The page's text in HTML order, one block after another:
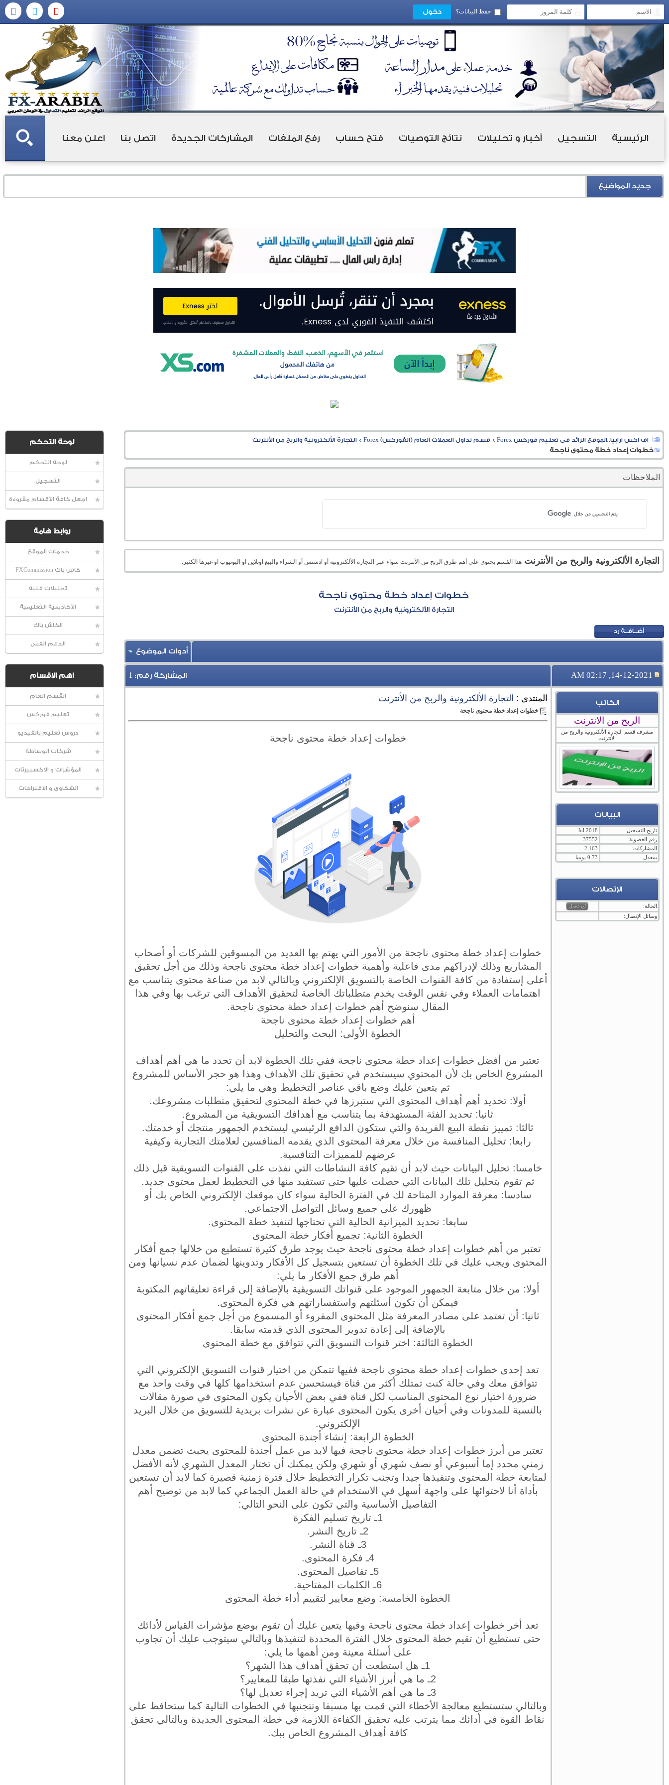
حفظ البيانات؟
الرئيسية التسجيل أخبار و تحليلات نتائج التوصيات فتح حساب رفع الملفات المشاركات الجديدة اتصل بنا اعلن معنا
جديد المواضيع
لوحة التحكم
لوحة التحكم
التسجيل
اجعل كافة الأقسام مقروءة
روابط هامة
خدمات الموقع
كاش باك FXCommission
تحليلات فنية
الأكاديمية التعليمية
الكاش باك
الدعم الفنى
اهم الاقسام
القسم العام
تعليم فوركس
دروس تعليم بالفيديو
شركات الوساطة
المؤشرات و الاكسبيرتات
الشكاوى و الاقتراحات
اف اكس ارابيا..الموقع الرائد فى تعليم فوركس Forex > قسم تداول العملات العام (الفوركس) Forex >التجارة الألكترونية والربح من الأنترنت
خطوات إعداد خطة محتوى ناجحة
الملاحظات
التجارة الألكترونية والربح من الأنترنت هذا القسم يحتوي علي أهم طرق الربح من الأنترنت سواء عبر التجارة الألكترونية أو ادسنس أو الشراء والبيع اونلاين او اليوتيوب او غيرها الكثير..
خطوات إعداد خطة محتوى ناجحة
التجارة الألكترونية والربح من الأنترنت
أدوات الموضوع
14-12-2021, 02:17 AM المشاركة رقم: 1
الكاتب
الربح من الانترنت
مشرف قسم التجارة الألكترونية والربح من
الأنترنت
البيانات
تاريخ التسجيل:
Jul 2018
رقم العضوية:
37552
المشاركات:
2,163
بمعدل :
0.73 يوميا
الإتصالات
الحالة:
وسائل الإتصال:
المنتدى : التجارة الألكترونية والربح من الأنترنت
خطوات إعداد خطة محتوى ناجحة
خطوات إعداد خطة محتوى ناجحة
خطوات إعداد خطة محتوى ناجحة من الأمور التي يهتم بها العديد من المسوقين للشركات أو أصحاب
المشاريع وذلك لإدراكهم مدى فاعلية وأهمية خطوات إعداد خطة محتوى ناجحة وذلك من أجل تحقيق
أعلى إستفادة من كافة القنوات الخاصة بالتسويق الإلكتروني وبالتالي لابد من صناعة محتوى يتناسب مع
اهتمامات العملاء وفي نفس الوقت يخدم متطلباتك الخاصة لتحقيق الأهداف التي ترغب بها وفي هذا
المقال سنوضح أهم خطوات إعداد خطة محتوى ناجحة.
أهم خطوات إعداد خطة محتوى ناجحة
الخطوة الأولى: البحث والتحليل
تعتبر من أفضل خطوات إعداد خطة محتوى ناجحة ففي تلك الخطوة لابد أن تحدد ما هي أهم أهداف
المشروع الخاص بك لأن المحتوي سيستخدم في تحقيق تلك الأهداف وهذا هو حجر الأساس للمشروع
ثم يتعين عليك وضع باقي عناصر التخطيط وهي ما يلي:
أولا: تحديد أهم أهداف المحتوى التي ستبرزها في خطة المحتوى لتحقيق متطلبات مشروعك.
ثانيا: تحديد الفئة المستهدفة بما يتناسب مع أهدافك التسويقية من المشروع.
ثالثا: تمييز نقطة البيع الفريدة والتي ستكون الدافع الرئيسي ليستخدم الجمهور منتجك أو خدمتك.
رابعا: تحليل المنافسة من خلال معرفة المحتوى الذي يقدمه المنافسين لعلامتك التجارية وكيفية
عرضهم للمميزات التنافسية.
خامسا: تحليل البيانات حيث لابد أن تقيم كافة النشاطات التي نفذت على القنوات التسويقية قبل ذلك
ثم تقوم بتحليل تلك البيانات التي حصلت عليها حتى تستفيد منها في التخطيط لعمل محتوى جديد.
سادسا: معرفة الموارد المتاحة لك في الفترة الحالية سواء كان موقعك الإلكتروني الخاص بك أو
ظهورك على جميع وسائل التواصل الاجتماعي.
سابعا: تحديد الميزانية الحالية التي تحتاجها لتنفيذ خطة المحتوى.
الخطوة الثانية: تجميع أفكار خطة المحتوى
تعتبر من أهم خطوات إعداد خطة محتوى ناجحة حيث يوجد طرق كثيرة تستطيع من خلالها جمع أفكار
المحتوى ويجب عليك في تلك الخطوة أن تستعين بتسجيل كل الأفكار وتدوينها لضمان عدم نسيانها ومن
أهم طرق جمع الأفكار ما يلي:
أولا: من خلال متابعة الجمهور الموجود على قنواتك التسويقية بالإضافة إلى قراءة تعليقاتهم المكتوبة
فيمكن أن تكون أسئلتهم واستفساراتهم هي فكرة المحتوى.
ثانيا: أن تعتمد على مصادر المعرفة مثل المحتوى المقروء أو المسموع من أجل جمع أفكار المحتوى
بالإضافة إلى إعادة تدوير المحتوى الذي قدمته سابقا.
الخطوة الثالثة: اختر قنوات التسويق التي تتوافق مع خطة المحتوى
تعد إحدى خطوات إعداد خطة محتوى ناجحة ففيها تتمكن من اختيار قنوات التسويق الإلكتروني التي
تتوافق معك وفي حالة كنت تمتلك أكثر من قناة فيستحسن عدم استخدامها كلها في وقت واحد مع
ضرورة اختيار نوع المحتوى المناسب لكل قناة ففي بعض الأحيان يكون المحتوى في صورة مقالات
بالنسبة للمدونات وفي أحيان أخرى يكون المحتوى عبارة عن نشرات بريدية للتسويق من خلال البريد
الإلكتروني.
الخطوة الرابعة: إنشاء أجندة المحتوى
تعتبر من أبرز خطوات إعداد خطة محتوى ناجحة فيها لابد من عمل أجندة للمحتوى يحبث تضمن معدل
زمني محدد إما أسبوعي أو نصف شهري أو شهري ولكن يمكنك أن تختار المعدل الشهري لأنه الأفضل
لمتابعة خطة المحتوى وتنفيذها جيدا وتجنب تكرار التخطيط خلال فترة زمنية قصيرة كما لابد أن تستعين
بأداة أنا لاحتوائها على واجهة أسهل في الاستخدام في حالة العمل الجماعي كما لابد من توضيح أهم
التفاصيل الأساسية والتي تكون على النحو التالي:
1ـ تاريخ تسليم الفكرة
2ـ تاريخ النشر.
3ـ قناة النشر.
4ـ فكرة المحتوى.
5ـ تفاصيل المحتوى.
6ـ الكلمات المفتاحية.
الخطوة الخامسة: وضع معايير لتقييم أداء خطة المحتوى
تعد أخر خطوات إعداد خطة محتوى ناجحة وفيها يتعين عليك أن تقوم بوضع مؤشرات القياس لأدائك
حتى تستطيع أن تقيم خطة المحتوى خلال الفترة المحددة لتنفيذها وبالتالي سيتوجب عليك أن تجاوب
على أسئلة معينة ومن أهمها ما يلي:
1ـ هل استطعت أن تحقق أهداف هذا الشهر؟
2ـ ما هي أبرز الأشياء التي نفذتها طبقا للمعايير؟
3ـ ما هي أهم الأشياء التي تريد إجراء تعديل لها؟
وبالتالي ستستطيع معالجة الأخطاء التي قمت بها مسبقا وتتجنبها في الخطوات التالية كما ستحافظ على
نقاط القوة في أدائك مما يترتب عليه تحقيق الكفاءة اللازمة في خطة المحتوى الجديدة وبالتالي تحقق
كافة أهداف المشروع الخاص ببك.